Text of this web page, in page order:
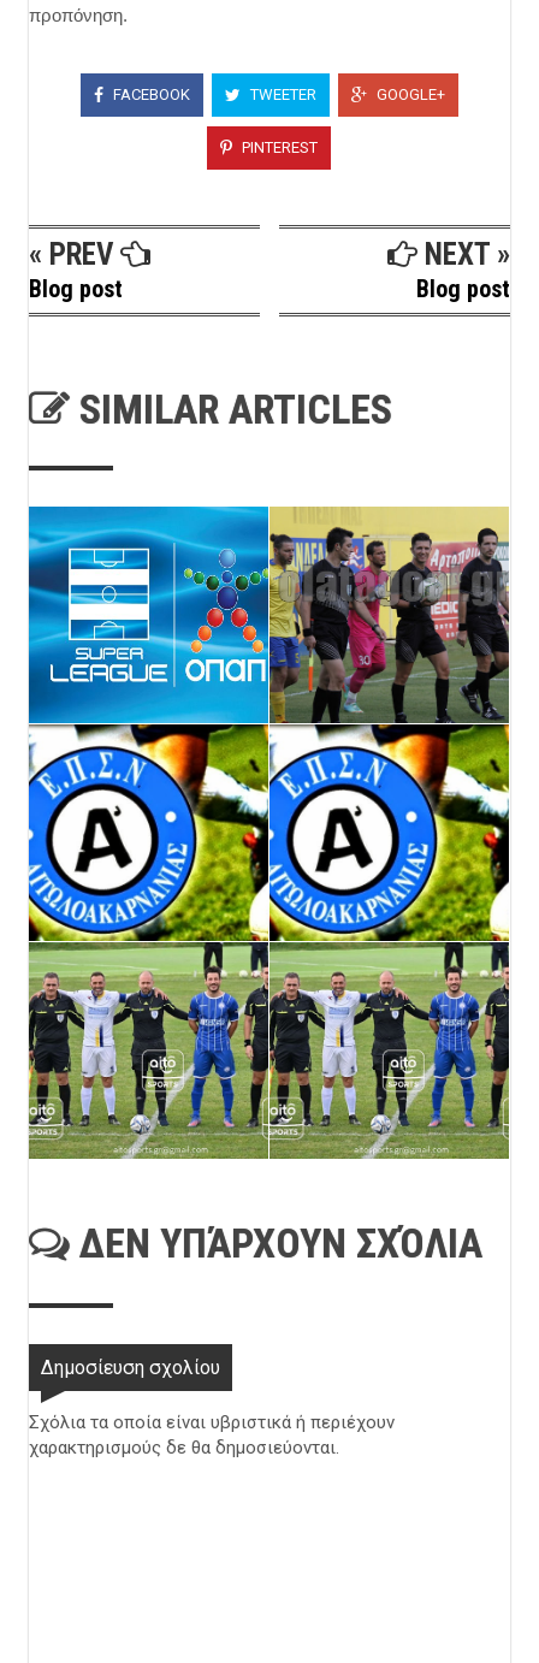
προπόνηση.
FACEBOOK TWEETER GOOGLE+
PINTEREST
« PREV
Blog post
NEXT »
Blog post
SIMILAR ARTICLES
ΔΕΝ ΥΠΆΡΧΟΥΝ ΣΧΌΛΙΑ
Δημοσίευση σχολίου
Σχόλια τα οποία είναι υβριστικά ή περιέχουν
χαρακτηρισμούς δε θα δημοσιεύονται.